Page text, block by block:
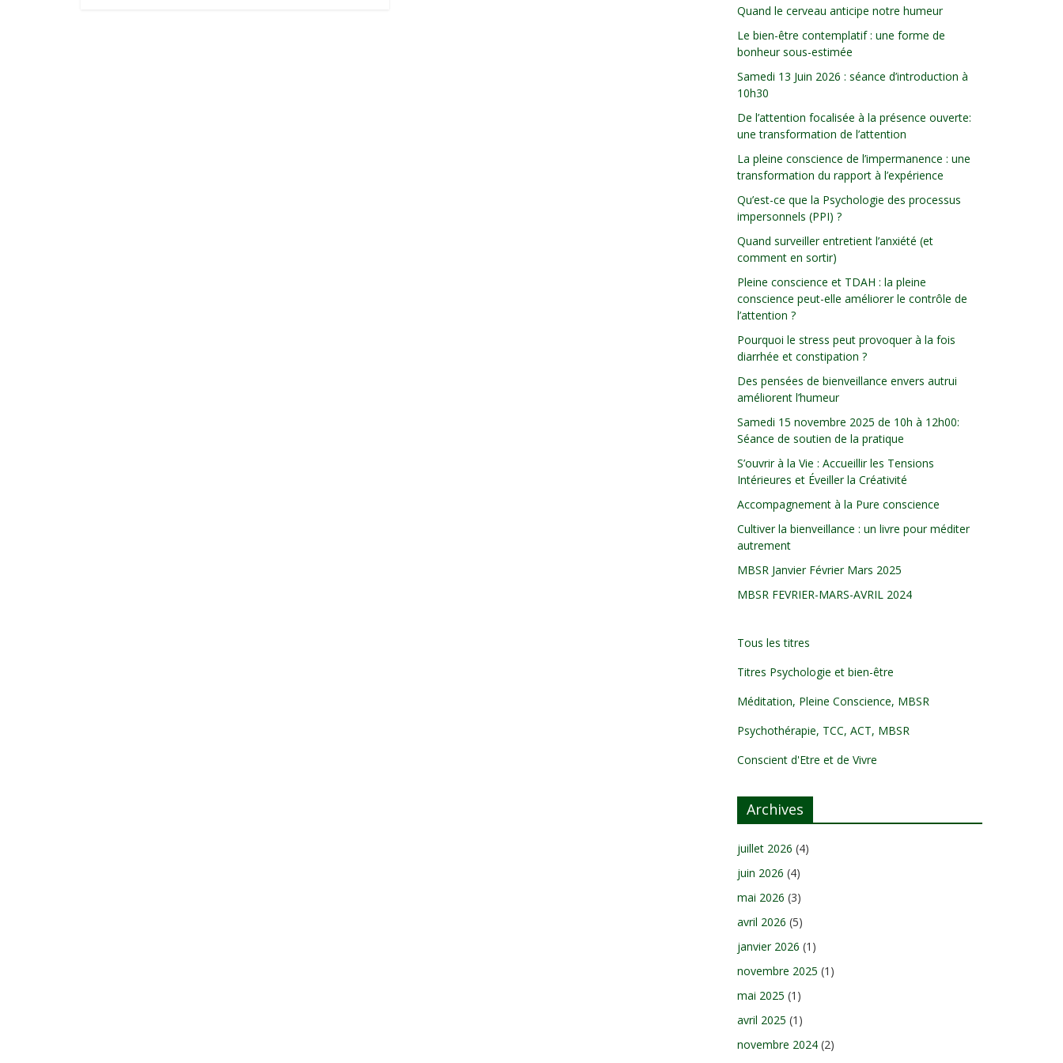
Quand le cerveau anticipe notre humeur
Le bien-être contemplatif : une forme de
bonheur sous-estimée
Samedi 13 Juin 2026 : séance d’introduction à
10h30
De l’attention focalisée à la présence ouverte:
une transformation de l’attention
La pleine conscience de l’impermanence : une
transformation du rapport à l’expérience
Qu’est-ce que la Psychologie des processus
impersonnels (PPI) ?
Quand surveiller entretient l’anxiété (et
comment en sortir)
Pleine conscience et TDAH : la pleine
conscience peut-elle améliorer le contrôle de
l’attention ?
Pourquoi le stress peut provoquer à la fois
diarrhée et constipation ?
Des pensées de bienveillance envers autrui
améliorent l’humeur
Samedi 15 novembre 2025 de 10h à 12h00:
Séance de soutien de la pratique
S’ouvrir à la Vie : Accueillir les Tensions
Intérieures et Éveiller la Créativité
Accompagnement à la Pure conscience
Cultiver la bienveillance : un livre pour méditer
autrement
MBSR Janvier Février Mars 2025
MBSR FEVRIER-MARS-AVRIL 2024
Tous les titres
Titres Psychologie et bien-être
Méditation, Pleine Conscience, MBSR
Psychothérapie, TCC, ACT, MBSR
Conscient d'Etre et de Vivre
Archives
juillet 2026 (4)
juin 2026 (4)
mai 2026 (3)
avril 2026 (5)
janvier 2026 (1)
novembre 2025 (1)
mai 2025 (1)
avril 2025 (1)
novembre 2024 (2)